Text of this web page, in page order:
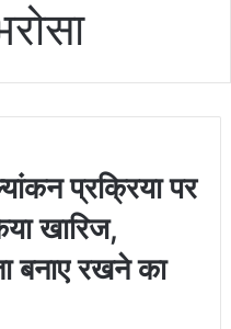
प्रक्रिया पर
खारिज,
बनाए रखने का